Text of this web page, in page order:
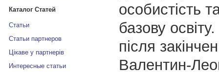
Каталог Статей
Статьи
Статьи партнеров
Цікаве у партнерів
Интересные статьи
особистість
базову
після
Валентин-